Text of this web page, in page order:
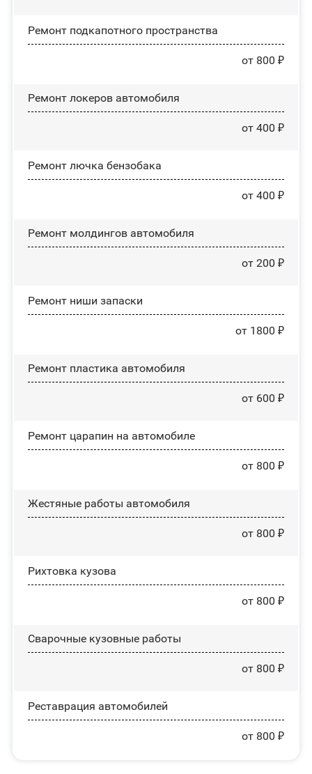
Ремонт подкапотного пространства
от 800 ₽
Ремонт лoĸepoв автомобиля
от 400 ₽
Ремонт лючка бензобака
от 400 ₽
Ремонт молдингов автомобиля
от 200 ₽
Ремонт ниши запаски
от 1800 ₽
Ремонт пластика автомобиля
от 600 ₽
Ремонт царапин на автомобиле
от 800 ₽
Жестяные работы автомобиля
от 800 ₽
Рихтовка кузова
от 800 ₽
Сварочные кузовные работы
от 800 ₽
Реставрация автомобилей
от 800 ₽